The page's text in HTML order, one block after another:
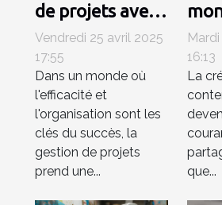
de projets avec
Trello
intégrations et
extensions pour
un workflow
optimisé
Vendredi 25 avril 2025
17:55
Dans un monde où
l'efficacité et
l'organisation sont les
clés du succès, la
gestion de projets
prend une...
16:13
La
que...